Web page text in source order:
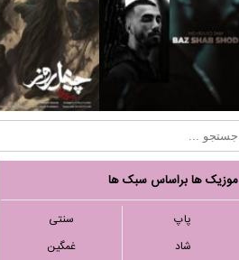
موزیک ها براساس سبک ها
پاپ
سنتی
شاد
غمگین